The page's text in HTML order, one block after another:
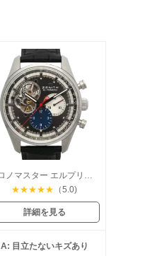
クロノマスター エルプリメロ オープン
★★★★★ （5.0)
詳細を見る
A: 目立たないキズあり